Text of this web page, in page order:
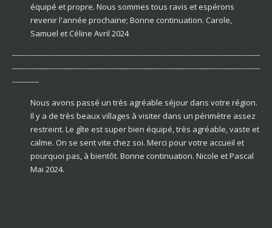
équipé et propre. Nous sommes tous ravis et espérons
revenir l'année prochaine; Bonne continuation. Carole,
Samuel et Céline Avril 2024
------------------------------------------------------------------------------------------------------
------------------------------------------------------------------------------------------------------
-----------
Nous avons passé un très agréable séjour dans votre région.
Il y a de très beaux villages à visiter dans un périmètre assez
restreint. Le gîte est super bien équipé, très agréable, vaste et
calme. On se sent vite chez soi. Merci pour votre accueil et
pourquoi pas, à bientôt. Bonne continuation. Nicole et Pascal
Mai 2024.